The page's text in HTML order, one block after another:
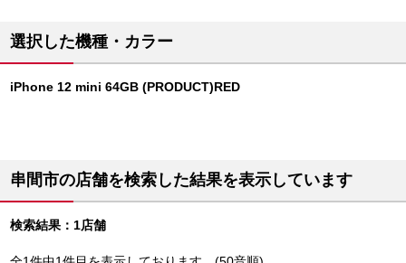
選択した機種・カラー
iPhone 12 mini 64GB (PRODUCT)RED
串間市の店舗を検索した結果を表示しています
検索結果：1店舗